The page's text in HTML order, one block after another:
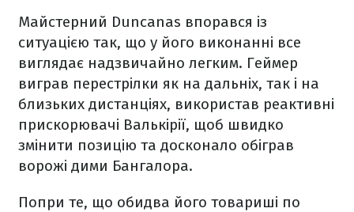
Майстерний Duncanas впорався із
ситуацією так, що у його виконанні все
виглядає надзвичайно легким. Геймер
виграв перестрілки як на дальніх, так і на
близьких дистанціях, використав реактивні
прискорювачі Валькірії, щоб швидко
змінити позицію та досконало обіграв
ворожі дими Бангалора.
Попри те, що обидва його товариші по